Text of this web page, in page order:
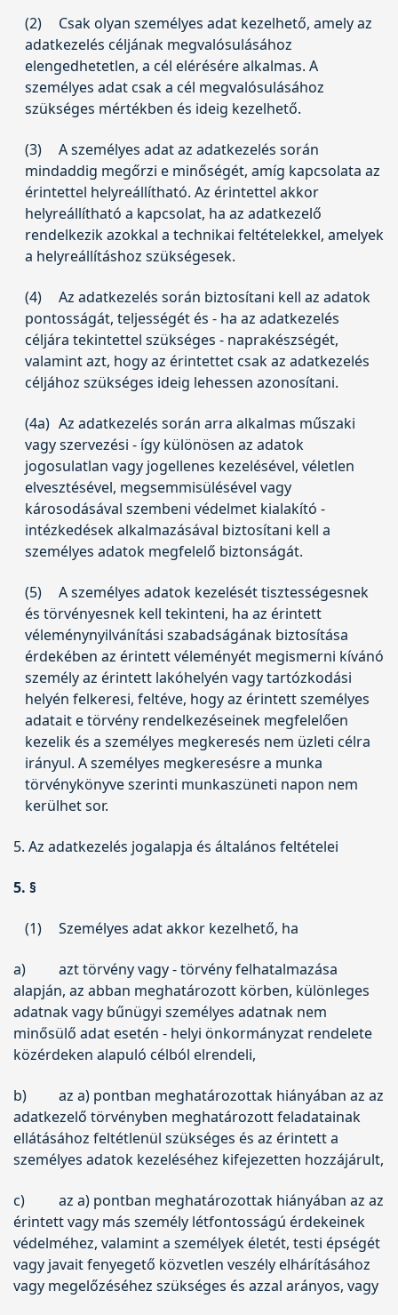
(2)
Csak olyan személyes adat kezelhető, amely az
adatkezelés céljának megvalósulásához
elengedhetetlen, a cél elérésére alkalmas. A
személyes adat csak a cél megvalósulásához
szükséges mértékben és ideig kezelhető.
(3)
A személyes adat az adatkezelés során
mindaddig megőrzi e minőségét, amíg kapcsolata az
érintettel helyreállítható. Az érintettel akkor
helyreállítható a kapcsolat, ha az adatkezelő
rendelkezik azokkal a technikai feltételekkel, amelyek
a helyreállításhoz szükségesek.
(4)
Az adatkezelés során biztosítani kell az adatok
pontosságát, teljességét és - ha az adatkezelés
céljára tekintettel szükséges - naprakészségét,
valamint azt, hogy az érintettet csak az adatkezelés
céljához szükséges ideig lehessen azonosítani.
(4a) Az adatkezelés során arra alkalmas műszaki
vagy szervezési - így különösen az adatok
jogosulatlan vagy jogellenes kezelésével, véletlen
elvesztésével, megsemmisülésével vagy
károsodásával szembeni védelmet kialakító -
intézkedések alkalmazásával biztosítani kell a
személyes adatok megfelelő biztonságát.
(5)
A személyes adatok kezelését tisztességesnek
és törvényesnek kell tekinteni, ha az érintett
véleménynyilvánítási szabadságának biztosítása
érdekében az érintett véleményét megismerni kívánó
személy az érintett lakóhelyén vagy tartózkodási
helyén felkeresi, feltéve, hogy az érintett személyes
adatait e törvény rendelkezéseinek megfelelően
kezelik és a személyes megkeresés nem üzleti célra
irányul. A személyes megkeresésre a munka
törvénykönyve szerinti munkaszüneti napon nem
kerülhet sor.
5. Az adatkezelés jogalapja és általános feltételei
5. §
(1) Személyes adat akkor kezelhető, ha
a)
azt törvény vagy - törvény felhatalmazása
alapján, az abban meghatározott körben, különleges
adatnak vagy bűnügyi személyes adatnak nem
minősülő adat esetén - helyi önkormányzat rendelete
közérdeken alapuló célból elrendeli,
b)
az a) pontban meghatározottak hiányában az az
adatkezelő törvényben meghatározott feladatainak
ellátásához feltétlenül szükséges és az érintett a
személyes adatok kezeléséhez kifejezetten hozzájárult,
c)
az a) pontban meghatározottak hiányában az az
érintett vagy más személy létfontosságú érdekeinek
védelméhez, valamint a személyek életét, testi épségét
vagy javait fenyegető közvetlen veszély elhárításához
vagy megelőzéséhez szükséges és azzal arányos, vagy